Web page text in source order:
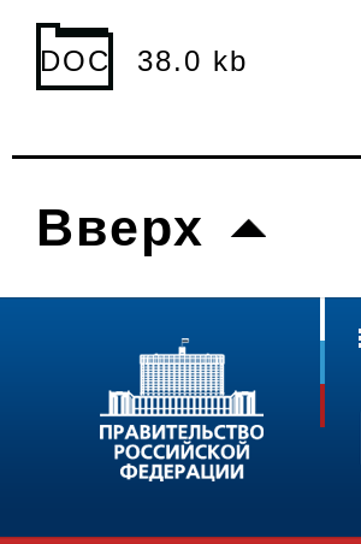
DOC 38.0 kb
Вверх